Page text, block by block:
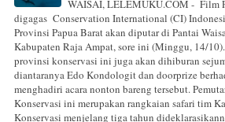
WAISAI, LELEMUKU.COM - Film
digagas Conservation International (CI)
Provinsi Papua Barat akan diputar di Pantai
Kabupaten Raja Ampat, sore ini (Minggu, 14/
provinsi konservasi ini juga akan dihiburan
diantaranya Edo Kondologit dan doorprize
menghadiri acara nonton bareng tersebut.
Konservasi ini merupakan rangkaian safari tim
Konservasi menjelang tiga tahun